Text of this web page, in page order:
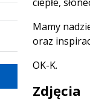
Mamy
oraz
OK-K.
Zdjęcia